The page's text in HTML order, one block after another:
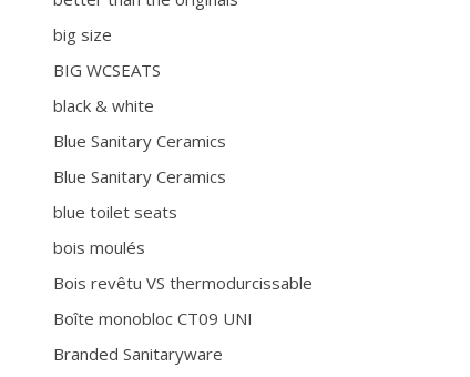
big size
BIG WCSEATS
black & white
Blue Sanitary Ceramics
Blue Sanitary Ceramics
blue toilet seats
bois moulés
Bois revêtu VS thermodurcissable
Boîte monobloc CT09 UNI
Branded Sanitaryware